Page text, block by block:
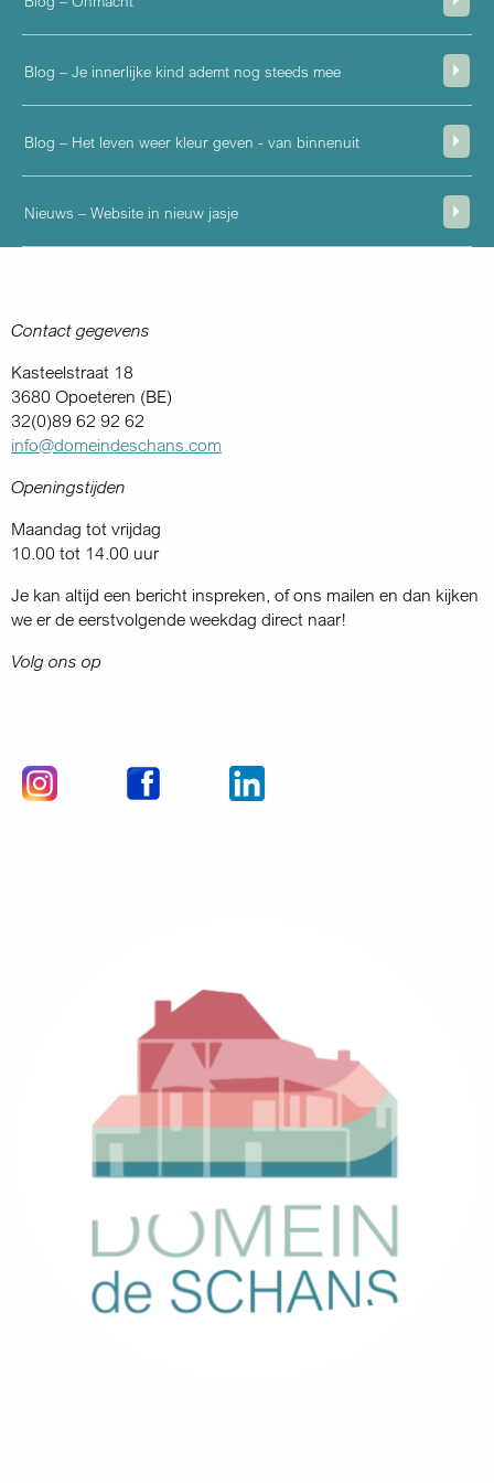
Blog – Je innerlijke kind ademt nog steeds mee
Blog – Het leven weer kleur geven - van binnenuit
Nieuws – Website in nieuw jasje
Contact gegevens
Kasteelstraat 18
3680 Opoeteren (BE)
32(0)89 62 92 62
info@domeindeschans.com
Openingstijden
Maandag tot vrijdag
10.00 tot 14.00 uur
Je kan altijd een bericht inspreken, of ons mailen en dan kijken
we er de eerstvolgende weekdag direct naar!
Volg ons op